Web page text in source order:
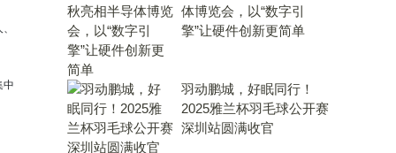
中
体博览会，以“数字引
擎”让硬件创新更简单
羽动鹏城，好眠同行！
2025雅兰杯羽毛球公开赛
深圳站圆满收官